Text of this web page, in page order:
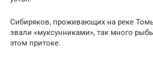
Сибиряков, проживающих на реке
звали «муксунниками», так много
этом притоке.